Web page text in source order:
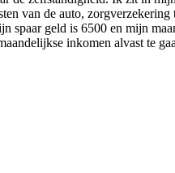
van de auto,
spaar geld is 6500 en mijn
inkomen alvast te